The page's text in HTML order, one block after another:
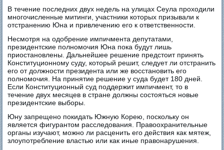
В течение последних двух недель на улицах Сеула проходили
многочисленные митинги, участники которых призывали к
отстранению Юна и привлечению его к ответственности.
Несмотря на одобрение импичмента депутатами,
президентские полномочия Юна пока будут лишь
приостановлены. Дальнейшее решение предстоит принять
Конституционному суду, который решит, следует ли отстранить
его от должности президента или же восстановить его
полномочия. На принятие решение у суда будет 180 дней.
Если Конституционный суд поддержит импичмент, то в
течение двух месяцев в стране должны состояться новые
президентские выборы.
Юну запрещено покидать Южную Корею, поскольку он
является фигурантом расследования. Правоохранительные
органы изучают, можно ли расценить его действия как мятеж,
злоупотребление властью или как иные правонарушения.